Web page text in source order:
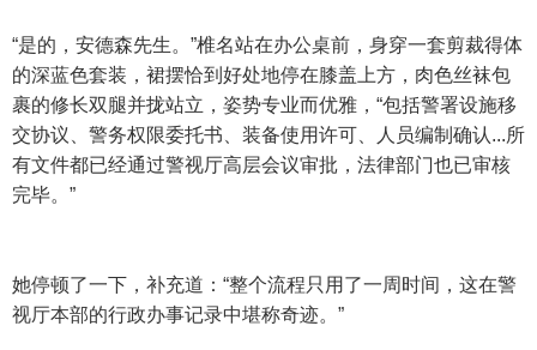
“是的，安德森先生。”椎名站在办公桌前，身穿一套剪裁得体
的深蓝色套装，裙摆恰到好处地停在膝盖上方，肉色丝袜包
裹的修长双腿并拢站立，姿势专业而优雅，“包括警署设施移
交协议、警务权限委托书、装备使用许可、人员编制确认...所
有文件都已经通过警视厅高层会议审批，法律部门也已审核
完毕。”
她停顿了一下，补充道：“整个流程只用了一周时间，这在警
视厅本部的行政办事记录中堪称奇迹。”